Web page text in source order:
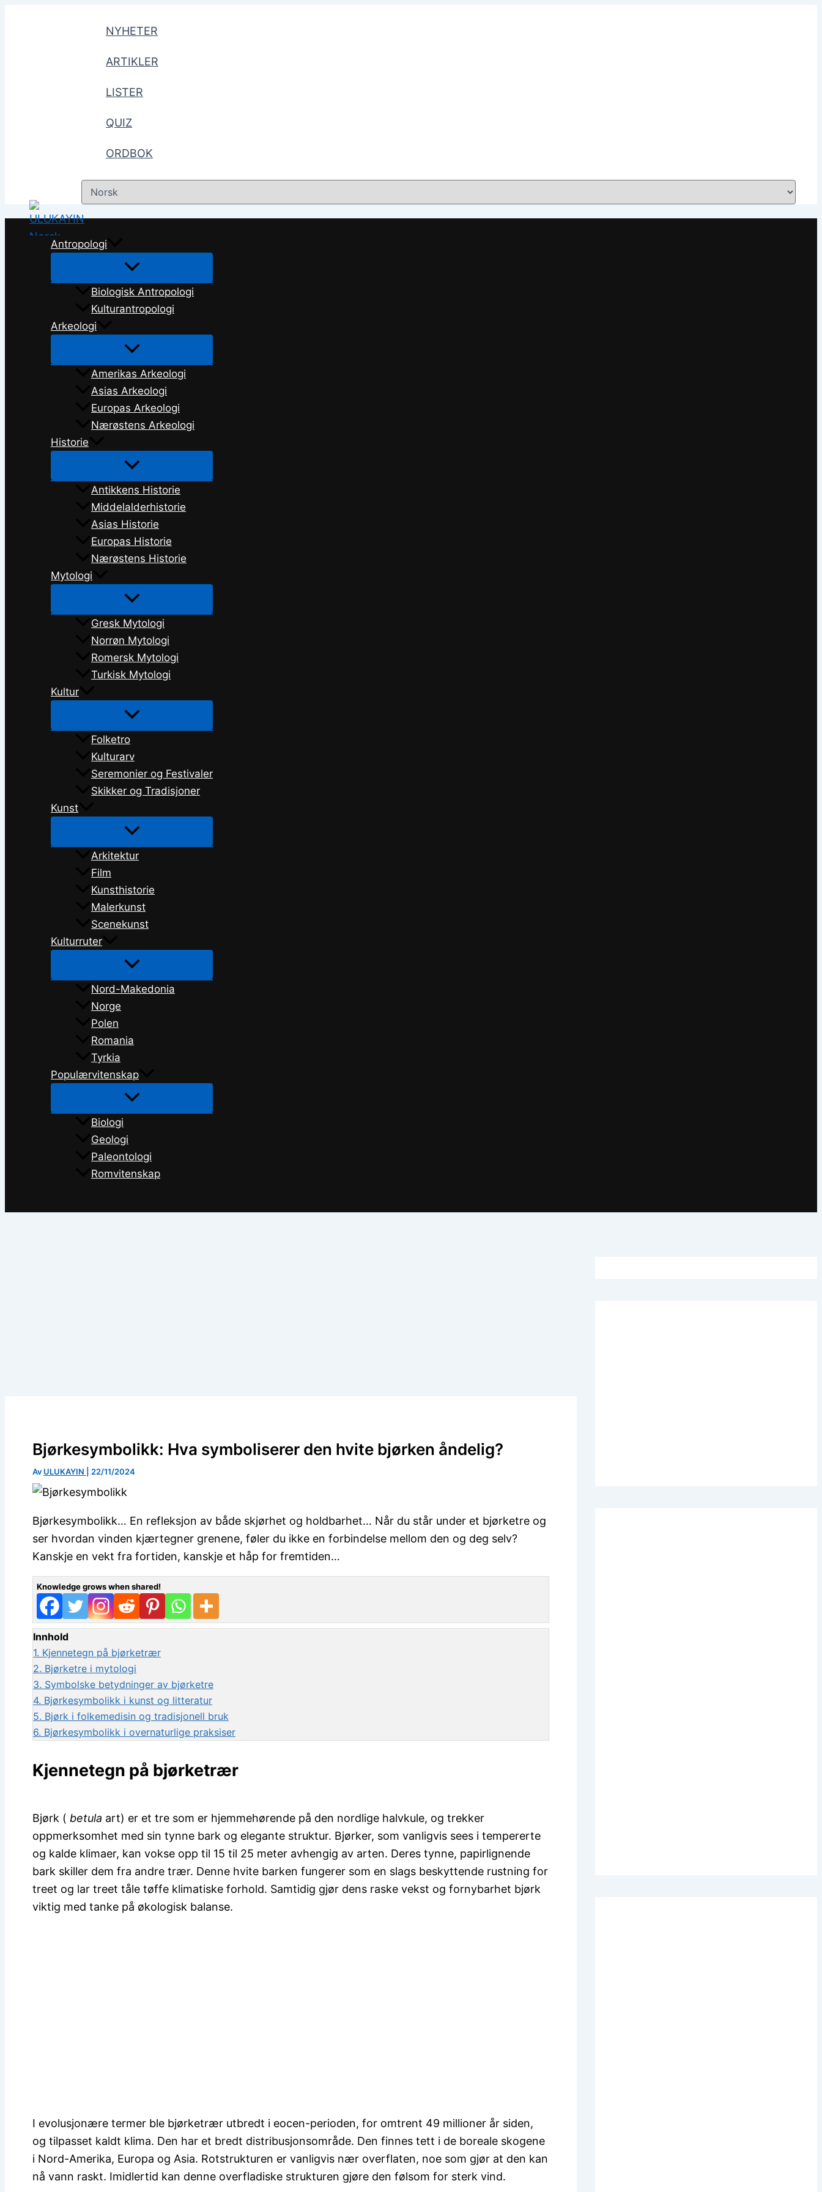
NYHETER
ARTIKLER
LISTER
QUIZ
ORDBOK
Choose
Antropologi
Biologisk Antropologi
Kulturantropologi
Arkeologi
Amerikas Arkeologi
Asias Arkeologi
Europas Arkeologi
Nærøstens Arkeologi
Historie
Antikkens Historie
Middelalderhistorie
Asias Historie
Europas Historie
Nærøstens Historie
Mytologi
Gresk Mytologi
Norrøn Mytologi
Romersk Mytologi
Turkisk Mytologi
Kultur
Folketro
Kulturarv
Seremonier og Festivaler
Skikker og Tradisjoner
Kunst
Arkitektur
Film
Kunsthistorie
Malerkunst
Scenekunst
Kulturruter
Nord-Makedonia
Norge
Polen
Romania
Tyrkia
Populærvitenskap
Biologi
Geologi
Paleontologi
Romvitenskap
Bjørkesymbolikk: Hva symboliserer den hvite bjørken åndelig?
Av ULUKAYIN 22/11/2024
Bjørkesymbolikk… En refleksjon av både skjørhet og holdbarhet… Når du står under et bjørketre og
ser hvordan vinden kjærtegner grenene, føler du ikke en forbindelse mellom den og deg selv?
Kanskje en vekt fra fortiden, kanskje et håp for fremtiden…
Knowledge grows when shared!
Innhold
1. Kjennetegn på bjørketrær
2. Bjørketre i mytologi
3. Symbolske betydninger av bjørketre
4. Bjørkesymbolikk i kunst og litteratur
5. Bjørk i folkemedisin og tradisjonell bruk
6. Bjørkesymbolikk i overnaturlige praksiser
Kjennetegn på bjørketrær
Bjørk ( betula art) er et tre som er hjemmehørende på den nordlige halvkule, og trekker
oppmerksomhet med sin tynne bark og elegante struktur. Bjørker, som vanligvis sees i tempererte
og kalde klimaer, kan vokse opp til 15 til 25 meter avhengig av arten. Deres tynne, papirlignende
bark skiller dem fra andre trær. Denne hvite barken fungerer som en slags beskyttende rustning for
treet og lar treet tåle tøffe klimatiske forhold. Samtidig gjør dens raske vekst og fornybarhet bjørk
viktig med tanke på økologisk balanse.
I evolusjonære termer ble bjørketrær utbredt i eocen-perioden, for omtrent 49 millioner år siden,
og tilpasset kaldt klima. Den har et bredt distribusjonsområde. Den finnes tett i de boreale skogene
i Nord-Amerika, Europa og Asia. Rotstrukturen er vanligvis nær overflaten, noe som gjør at den kan
nå vann raskt. Imidlertid kan denne overfladiske strukturen gjøre den følsom for sterk vind.